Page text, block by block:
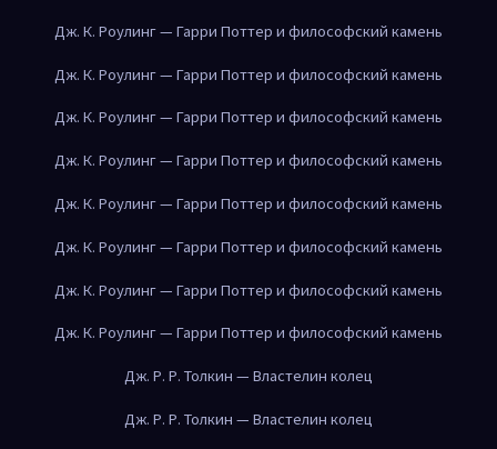
Дж. К. Роулинг — Гарри Поттер и философский камень
Дж. К. Роулинг — Гарри Поттер и философский камень
Дж. К. Роулинг — Гарри Поттер и философский камень
Дж. К. Роулинг — Гарри Поттер и философский камень
Дж. К. Роулинг — Гарри Поттер и философский камень
Дж. К. Роулинг — Гарри Поттер и философский камень
Дж. К. Роулинг — Гарри Поттер и философский камень
Дж. К. Роулинг — Гарри Поттер и философский камень
Дж. Р. Р. Толкин — Властелин колец
Дж. Р. Р. Толкин — Властелин колец